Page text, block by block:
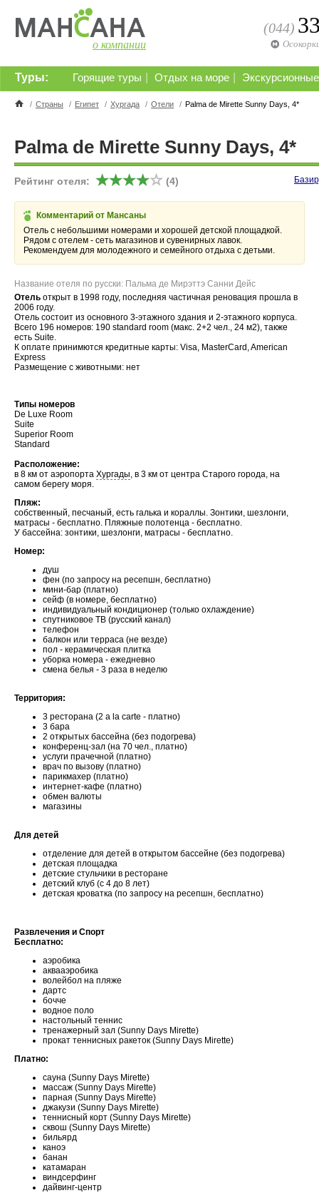
о компании
(044)
Горящие туры Отдых на море
Туры:
/ Страны / Египет / Хургада / Отели / Palma de Mirette Sunny Days, 4*
Palma de Mirette Sunny Days, 4*
Рейтинг отеля: (4)
Комментарий от Мансаны
Отель с небольшими номерами и хорошей детской площадкой.
Рядом с отелем - сеть магазинов и сувенирных лавок.
Рекомендуем для молодежного и семейного отдыха с детьми.
Название отеля по русски: Пальма де Мирэттэ Санни Дейс
Отель открыт в 1998 году, последняя частичная реновация прошла в
2006 году.
Отель состоит из основного 3-этажного здания и 2-этажного корпуса.
Всего 196 номеров: 190 standard room (макс. 2+2 чел., 24 м2), также
есть Suite.
К оплате принимются кредитные карты: Visa, MasterCard, American
Express
Размещение с животными: нет
Типы номеров
De Luxe Room
Suite
Superior Room
Standard
Расположение:
в 8 км от аэропорта Хургады, в 3 км от центра Старого города, на
самом берегу моря.
Пляж:
собственный, песчаный, есть галька и кораллы. Зонтики, шезлонги,
матрасы - бесплатно. Пляжные полотенца - бесплатно.
У бассейна: зонтики, шезлонги, матрасы - бесплатно.
Номер:
душ
фен (по запросу на ресепшн, бесплатно)
мини-бар (платно)
сейф (в номере, бесплатно)
индивидуальный кондиционер (только охлаждение)
спутниковое TВ (русский канал)
телефон
балкон или терраса (не везде)
пол - керамическая плитка
уборка номера - ежедневно
смена белья - 3 раза в неделю
Территория:
3 ресторана (2 a la carte - платно)
3 бара
2 открытых бассейна (без подогрева)
конференц-зал (на 70 чел., платно)
услуги прачечной (платно)
врач по вызову (платно)
парикмахер (платно)
интернет-кафе (платно)
обмен валюты
магазины
Для детей
отделение для детей в открытом бассейне (без подогрева)
детская площадка
детские стульчики в ресторане
детский клуб (с 4 до 8 лет)
детская кроватка (по запросу на ресепшн, бесплатно)
Развлечения и Спорт
Бесплатно:
аэробика
аквааэробика
волейбол на пляже
дартс
бочче
водное поло
настольный теннис
тренажерный зал (Sunny Days Mirette)
прокат теннисных ракеток (Sunny Days Mirette)
Платно:
сауна (Sunny Days Mirette)
массаж (Sunny Days Mirette)
парная (Sunny Days Mirette)
джакузи (Sunny Days Mirette)
теннисный корт (Sunny Days Mirette)
сквош (Sunny Days Mirette)
бильярд
каноэ
банан
катамаран
виндсерфинг
дайвинг-центр